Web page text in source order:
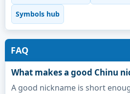
Symbols hub
FAQ
What makes a good Chinu
A good nickname is short